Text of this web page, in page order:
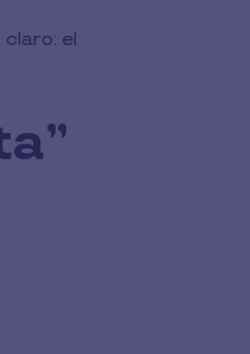
el